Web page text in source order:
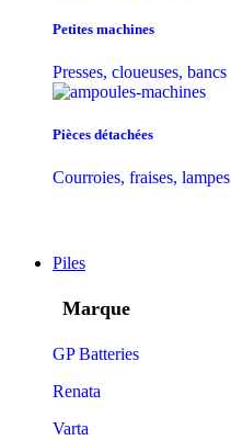
Petites machines
Presses, cloueuses, bancs
Pièces détachées
Courroies, fraises, lampes
Piles
Marque
GP Batteries
Renata
Varta